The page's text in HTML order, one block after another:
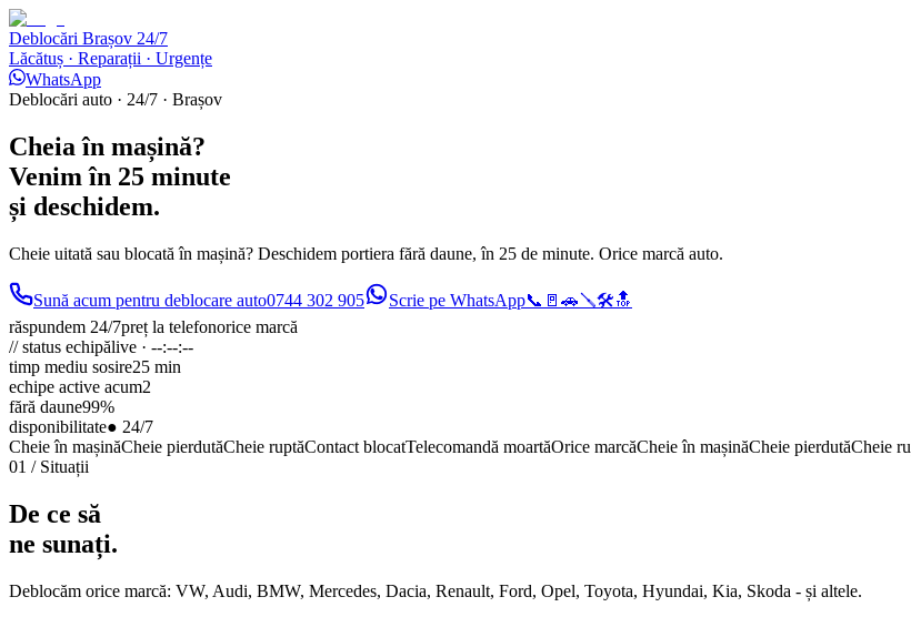
Deblocări Brașov 24/7
Lăcătuș · Reparații · Urgențe
WhatsApp
Deblocări auto · 24/7 · Brașov
Cheia în mașină?
Venim în 25 minute
și deschidem.
Cheie uitată sau blocată în mașină? Deschidem portiera fără daune, în 25 de minute. Orice marcă auto.
Sună acum pentru deblocare auto0744 302 905 Scrie pe WhatsApp📞🚪🚗🪛🛠️🔝
răspundem 24/7preț la telefonorice marcă
// status echipălive · --:--:--
timp mediu sosire25 min
echipe active acum2
fără daune99%
disponibilitate● 24/7
Cheie în mașinăCheie pierdutăCheie ruptăContact blocatTelecomandă moartăOrice marcăCheie în mașinăCheie pierdutăCheie
01 / Situații
De ce să
ne sunați.
Deblocăm orice marcă: VW, Audi, BMW, Mercedes, Dacia, Renault, Ford, Opel, Toyota, Hyundai, Kia, Skoda - și altele.